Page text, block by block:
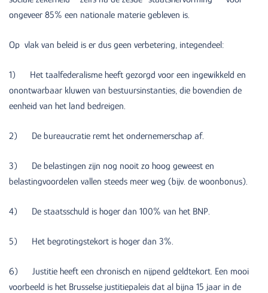
ongeveer 85% een nationale materie gebleven is.
Op vlak van beleid is er dus geen verbetering, integendeel:
1) Het taalfederalisme heeft gezorgd voor een ingewikkeld en
onontwarbaar kluwen van bestuursinstanties, die bovendien de
eenheid van het land bedreigen.
2) De bureaucratie remt het ondernemerschap af.
3) De belastingen zijn nog nooit zo hoog geweest en
belastingvoordelen vallen steeds meer weg (bijv. de woonbonus).
4) De staatsschuld is hoger dan 100% van het BNP.
5) Het begrotingstekort is hoger dan 3%.
6) Justitie heeft een chronisch en nijpend geldtekort. Een mooi
voorbeeld is het Brusselse justitiepaleis dat al bijna 15 jaar in de